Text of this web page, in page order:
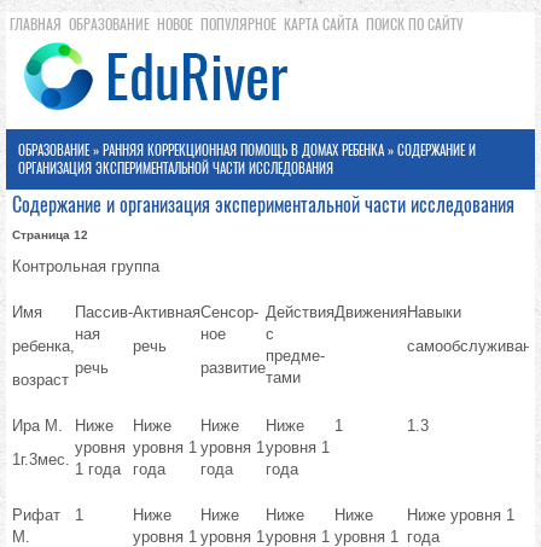
ГЛАВНАЯ ОБРАЗОВАНИЕ НОВОЕ ПОПУЛЯРНОЕ КАРТА САЙТА ПОИСК ПО САЙТУ
ОБРАЗОВАНИЕ» РАННЯЯ КОРРЕКЦИОННАЯ ПОМОЩЬ В ДОМАХ РЕБЕНКА » СОДЕРЖАНИЕ И
ОРГАНИЗАЦИЯ ЭКСПЕРИМЕНТАЛЬНОЙ ЧАСТИ ИССЛЕДОВАНИЯ
Содержание и организация экспериментальной части исследования
Страница 12
Контрольная группа
Имя
ребенка,
возраст
Пассив-
ная
речь
Активная
речь
Сенсор-
ное
развитие
Действия
с
предме-
тами
ДвиженияНавыки
Ира М.
1г.3мес.
Ниже
уровня
1 года
Ниже
уровня 1
года
Ниже
уровня 1
года
Ниже
уровня 1
года
1 1.3
Рифат
М.
1
Ниже
уровня 1
Ниже
уровня 1
Ниже
уровня 1
Ниже
уровня 1
Ниже уровня 1
года